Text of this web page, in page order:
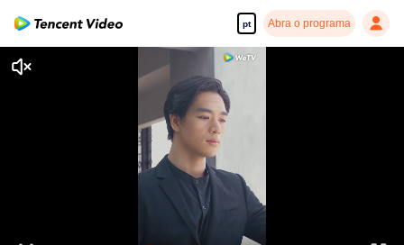
pt Abra o programa